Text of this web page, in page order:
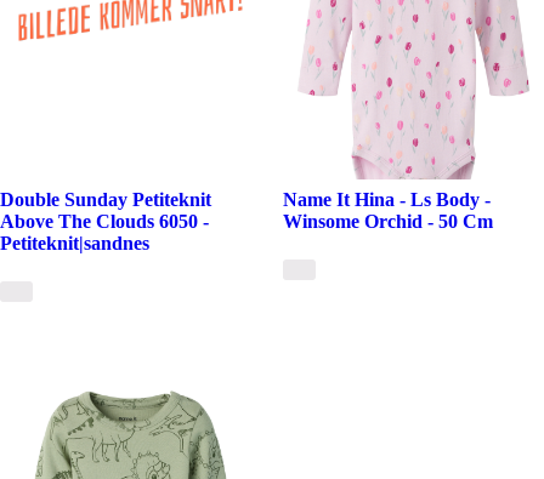
Double Sunday Petiteknit
Above The Clouds 6050 -
Petiteknit|sandnes
Name It Hina - Ls Body -
Winsome Orchid - 50 Cm